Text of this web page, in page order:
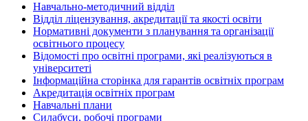
Навчально-методичний відділ
Відділ ліцензування, акредитації та якості освіти
Нормативні документи з планування та організації
освітнього процесу
Відомості про освітні програми, які реалізуються в
університеті
Інформаційна сторінка для гарантів освітніх програм
Акредитація освітніх програм
Навчальні плани
Силабуси, робочі програми